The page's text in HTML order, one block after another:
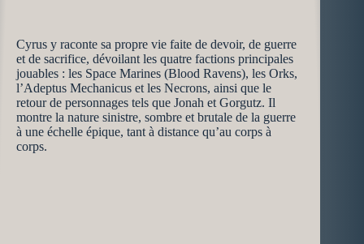
Cyrus y raconte sa propre vie faite de devoir, de guerre
et de sacrifice, dévoilant les quatre factions principales
jouables : les Space Marines (Blood Ravens), les Orks,
l’Adeptus Mechanicus et les Necrons, ainsi que le
retour de personnages tels que Jonah et Gorgutz. Il
montre la nature sinistre, sombre et brutale de la guerre
à une échelle épique, tant à distance qu’au corps à
corps.